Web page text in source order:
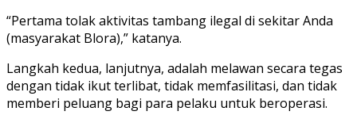
“Pertama tolak aktivitas tambang ilegal di sekitar Anda
(masyarakat Blora),” katanya.
Langkah kedua, lanjutnya, adalah melawan secara tegas
dengan tidak ikut terlibat, tidak memfasilitasi, dan tidak
memberi peluang bagi para pelaku untuk beroperasi.